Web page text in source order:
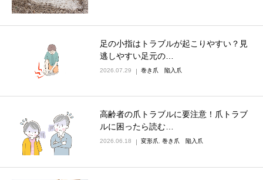
足の小指はトラブルが起こりやすい？見
逃しやすい足元の…
2026.07.29 巻き爪 陥入爪
高齢者の爪トラブルに要注意！爪トラブ
ルに困ったら読む…
2026.06.18 変形爪, 巻き爪 陥入爪